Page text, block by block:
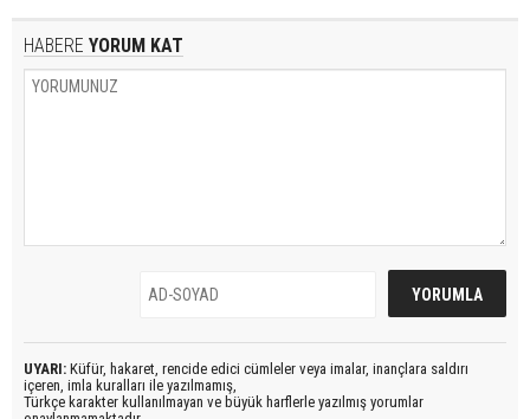
HABERE YORUM KAT
UYARI: Küfür, hakaret, rencide edici cümleler veya imalar, inançlara saldırı
içeren, imla kuralları ile yazılmamış,
Türkçe karakter kullanılmayan ve büyük harflerle yazılmış yorumlar